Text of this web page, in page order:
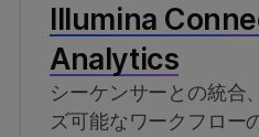
Illumina
Analytics
シーケンサーとの統合
ズ可能なワークフロー